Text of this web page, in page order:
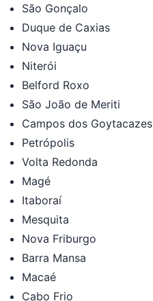
São Gonçalo
Duque de Caxias
Nova Iguaçu
Niterói
Belford Roxo
São João de Meriti
Campos dos Goytacazes
Petrópolis
Volta Redonda
Magé
Itaboraí
Mesquita
Nova Friburgo
Barra Mansa
Macaé
Cabo Frio